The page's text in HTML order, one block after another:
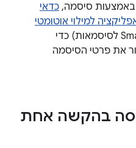
סיסמה, כדאי
למילוי אוטומטי
(או להשתמש ב-Smart Lock לסיסמאות) כדי
את פרטי הסיסמה
בהקשה אחת